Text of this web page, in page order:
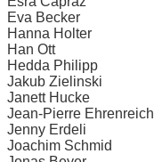
Eva Becker
Hanna Holter
Han Ott
Hedda Philipp
Jakub Zielinski
Janett Hucke
Jean-Pierre Ehrenreich
Jenny Erdeli
Joachim Schmid